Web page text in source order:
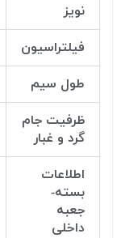
نویز
فیلتراسیون
طول سیم
ظرفیت جام
گرد و غبار
اطلاعات
بسته-
جعبه
داخلی